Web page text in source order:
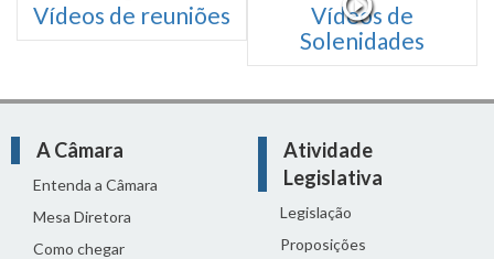
Vídeos de reuniões
Vídeos de
Solenidades
A Câmara
Entenda a Câmara
Mesa Diretora
Como chegar
Atividade
Legislativa
Legislação
Proposições